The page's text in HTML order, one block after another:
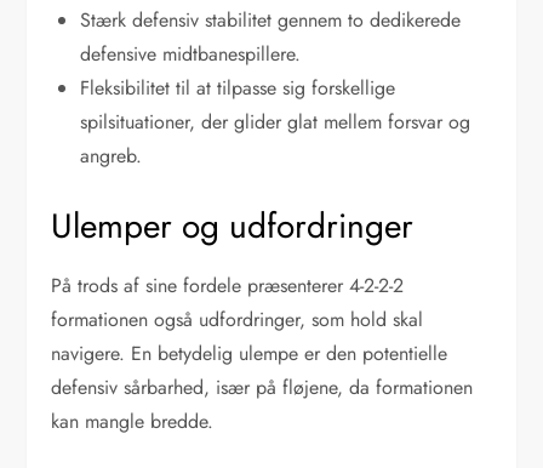
Stærk defensiv stabilitet gennem to dedikerede
defensive midtbanespillere.
Fleksibilitet til at tilpasse sig forskellige
spilsituationer, der glider glat mellem forsvar og
angreb.
Ulemper og udfordringer
På trods af sine fordele præsenterer 4-2-2-2
formationen også udfordringer, som hold skal
navigere. En betydelig ulempe er den potentielle
defensiv sårbarhed, især på fløjene, da formationen
kan mangle bredde.